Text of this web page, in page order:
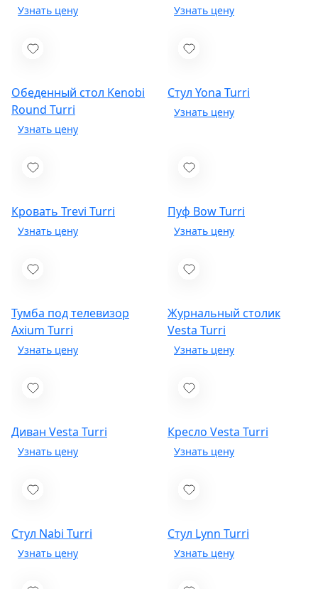
Обеденный стол Kenobi
Round Turri
Стул Yona Turri
Кровать Trevi Turri Пуф BowTurri
Тумба под телевизор
Axium Turri
Журнальный столик
Vesta Turri
Диван Vesta Turri Кресло Vesta Turri
Стул Nabi Turri Стул Lynn Turri